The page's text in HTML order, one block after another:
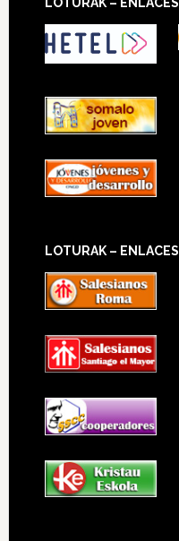
LOTURAK – ENLACES